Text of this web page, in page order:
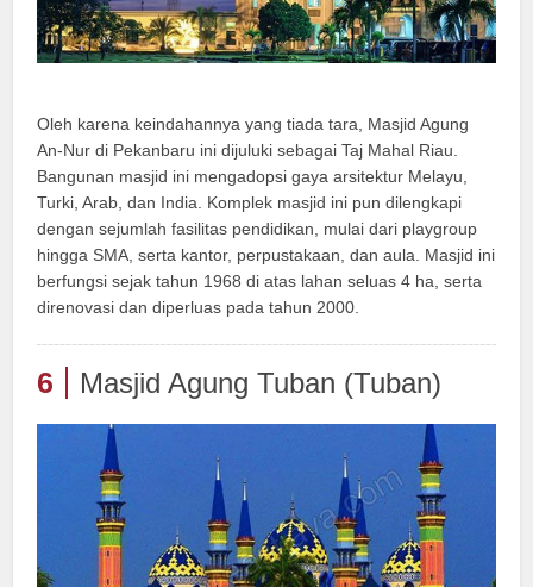
Oleh karena keindahannya yang tiada tara, Masjid Agung
An-Nur di Pekanbaru ini dijuluki sebagai Taj Mahal Riau.
Bangunan masjid ini mengadopsi gaya arsitektur Melayu,
Turki, Arab, dan India. Komplek masjid ini pun dilengkapi
dengan sejumlah fasilitas pendidikan, mulai dari playgroup
hingga SMA, serta kantor, perpustakaan, dan aula. Masjid ini
berfungsi sejak tahun 1968 di atas lahan seluas 4 ha, serta
direnovasi dan diperluas pada tahun 2000.
6 Masjid Agung Tuban (Tuban)